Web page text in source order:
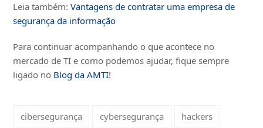
Leia também:Vantagens de contratar uma empresa de
segurança da informação
Para continuar acompanhando o que acontece no
mercado de TI e como podemos ajudar, fique sempre
ligado no Blog da AMTI!
cibersegurança cybersegurança hackers